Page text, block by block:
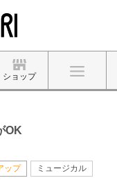
ショップ
OK
ップ
ミュージカル